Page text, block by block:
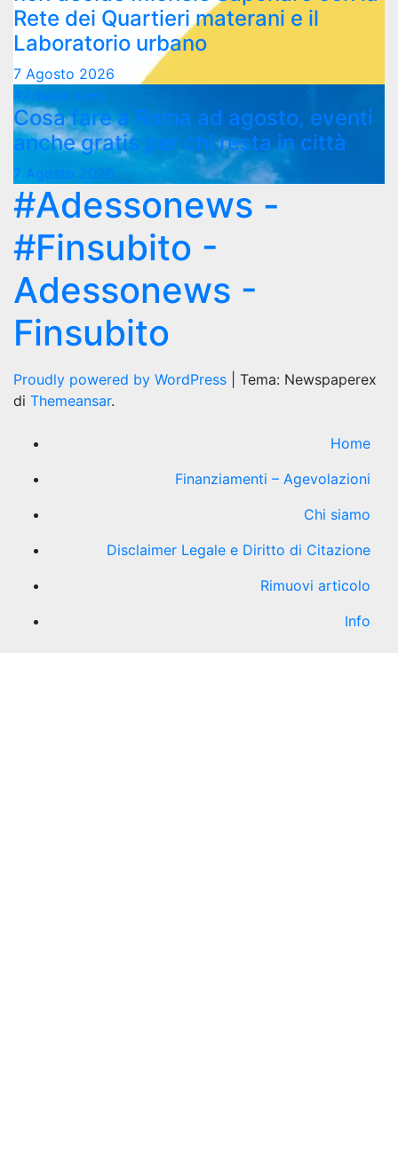
Rete dei Quartieri materani e il
Laboratorio urbano
7 Agosto 2026
#Adessonews
Cosa fare a Roma ad agosto, eventi
anche gratis per chi resta in città
7 Agosto 2026
#Adessonews -
#Finsubito -
Adessonews -
Finsubito
Proudly powered by WordPress
Tema: Newspaperex
di Themeansar.
Home
Finanziamenti – Agevolazioni
Chi siamo
Disclaimer Legale e Diritto di Citazione
Rimuovi articolo
Info